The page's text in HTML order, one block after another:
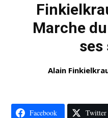
Marche
ses
Alain
Facebook Twitter